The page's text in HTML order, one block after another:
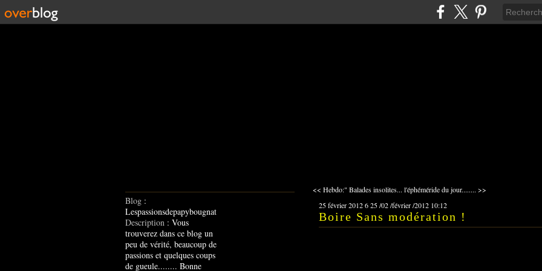
Blog :
Lespassionsdepapybougnat
Description : Vous
trouverez dans ce blog un
peu de vérité, beaucoup de
passions et quelques coups
de gueule........ Bonne
<< Hebdo:" Balades insolites... l'éphéméride du jour........ >>
25 février 2012625/02/février/2012 10:12
Boire Sans modération !